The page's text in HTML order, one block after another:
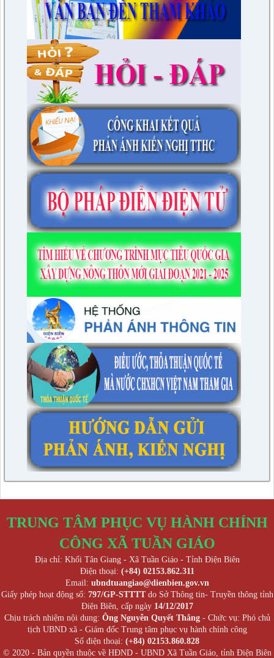
TRUNG TÂM PHỤC VỤ HÀNH CHÍNH
CÔNG XÃ TUẦN GIÁO
Địa chỉ: Khối Tân Giang - Xã Tuần Giáo - Tỉnh Điện Biên
Điện thoại: (+84) 02153.862.311
Email: ubndtuangiao@dienbien.gov.vn
Giấy phép hoạt động số: 797/GP-STTTTdo Sở Thông tin- Truyền thông tỉnh
Điện Biên, cấp ngày 14/12/2017
Chịu trách nhiệm nội dung: Ông Nguyễn Quyết Thắng- Chức vụ: Phó chủ
tịch UBND xã - Giám đốc Trung tâm phục vụ hành chính công
Số điện thoại: (+84) 02153.860.828
© 2020 - Bản quyền thuộc về HĐND - UBND Xã Tuần Giáo, tỉnh Điện Biên